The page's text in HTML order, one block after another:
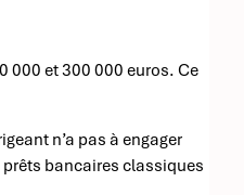
000 et 300 000 euros. Ce
n’a pas à engager
bancaires classiques